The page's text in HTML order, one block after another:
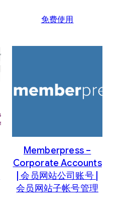
免费使用
Memberpress –
Corporate Accounts
| 会员网站公司账号 |
会员网站子帐号管理